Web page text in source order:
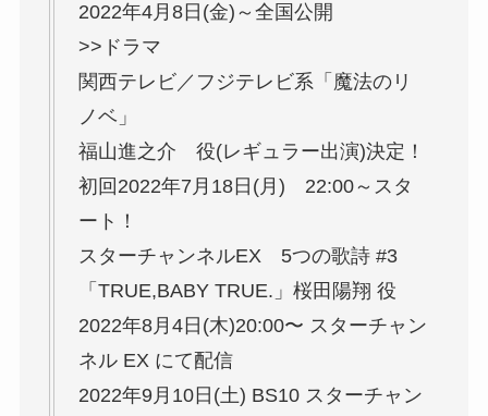
2022年4月8日(金)～全国公開
>>ドラマ
関西テレビ／フジテレビ系「魔法のリ
ノベ」
福山進之介 役(レギュラー出演)決定！
初回2022年7月18日(月) 22:00～スタ
ート！
スターチャンネルEX 5つの歌詩 #3
「TRUE,BABY TRUE.」桜田陽翔 役
2022年8月4日(木)20:00〜 スターチャン
ネル EX にて配信
2022年9月10日(土) BS10 スターチャン